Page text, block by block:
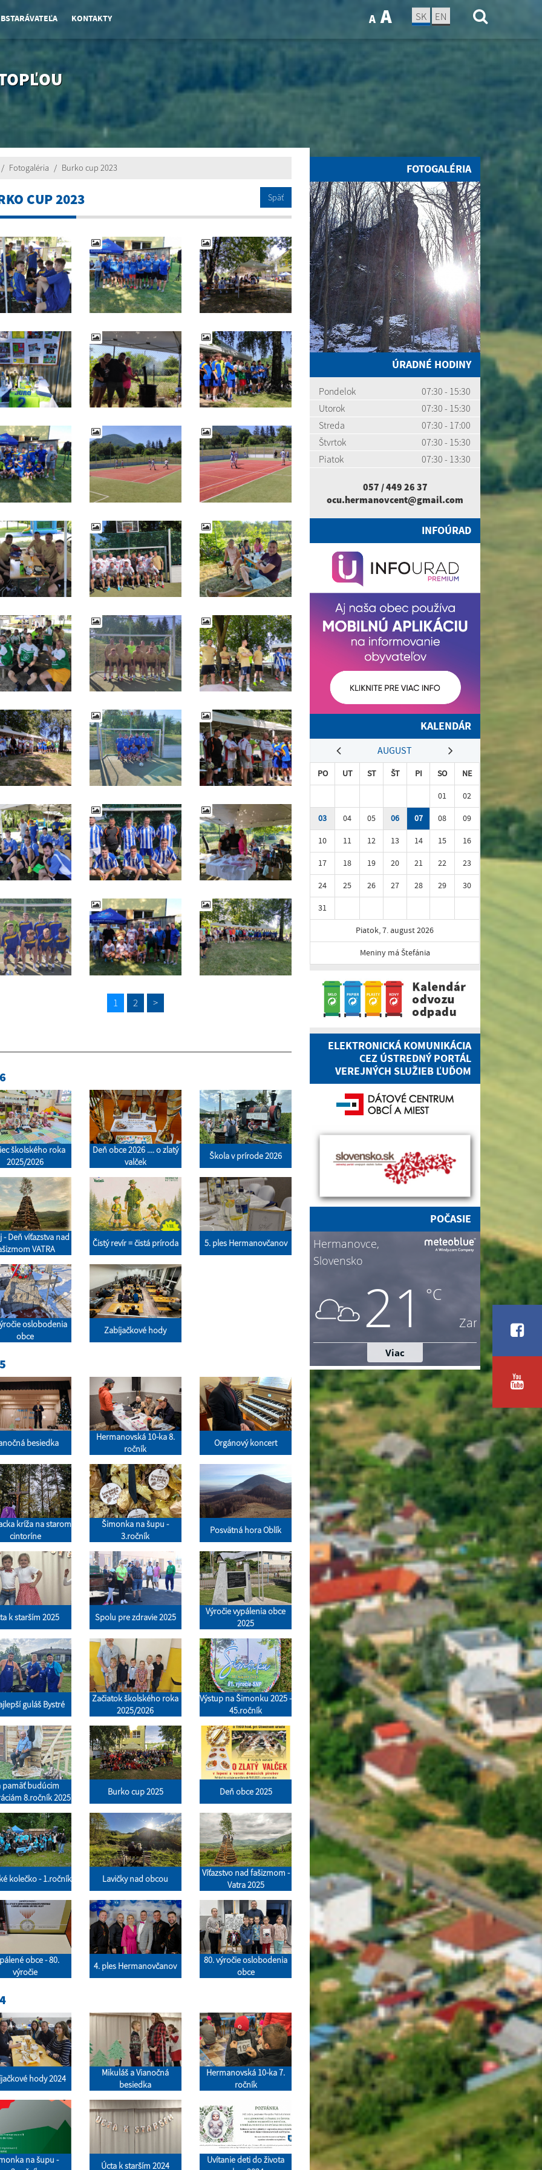
KONTAKTY A A SK EN
Fotogaléria Burko cup 2023
CUP 2023 Späť
1 2 >
školského roka
2025/2026
Deň obce 2026 .... o zlatý
valček
Škola v prírode 2026
- Deň víťazstva nad
VATRA
Čistý revír = čistá príroda 5. ples Hermanovčanov
oslobodenia
obce
Zabíjačkové hody
besiedka
Hermanovská 10-ka 8.
ročník
Orgánový koncert
kríža na starom
cintoríne
Šimonka na šupu -
3.ročník
Posvätná hora Oblík
k starším 2025 Spolu pre zdravie 2025
Výročie vypálenia obce
2025
guláš Bystré
Začiatok školského roka
2025/2026
Výstup na Šimonku 2025 -
45.ročník
pamäť budúcim
8.ročník 2025
Burko cup 2025 Deň obce 2025
kolečko - 1.ročník Lavičky nad obcou
Víťazstvo nad fašizmom -
Vatra 2025
obce - 80.
výročie
4. ples Hermanovčanov
80. výročie oslobodenia
obce
hody 2024
Mikuláš a Vianočná
besiedka
Hermanovská 10-ka 7.
ročník
na šupu -
Úcta k starším 2024
Uvítanie deti do života
FOTOGALÉRIA
ÚRADNÉ HODINY
Pondelok
07:30 - 15:30
Utorok
07:30 - 15:30
Streda
07:30 - 17:00
Štvrtok
07:30 - 15:30
Piatok
07:30 - 13:30
057 / 449 26 37
ocu.hermanovcent@gmail.com
INFOÚRAD
KALENDÁR
AUGUST
PO UT ST ŠT PI SO
NE
01
02
03
04 05 06 07 08
09
10
11 12 13 14 15
16
17
18 19 20 21 22
23
24
25 26 27 28 29
30
31
Piatok, 7. august 2026
Meniny má Štefánia
ELEKTRONICKÁ KOMUNIKÁCIA
CEZ ÚSTREDNÝ PORTÁL
VEREJNÝCH SLUŽIEB ĽUĎOM
POČASIE